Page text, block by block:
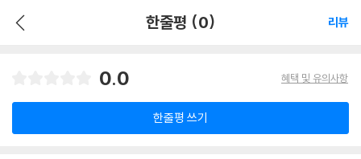
한줄평 (0) 리뷰
0.0 혜택 및 유의사항
한줄평 쓰기